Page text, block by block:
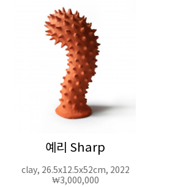
예리 Sharp
clay, 26.5x12.5x52cm, 2022
₩3,000,000